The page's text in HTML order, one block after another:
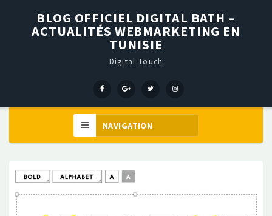
BLOG OFFICIEL DIGITAL BATH –
ACTUALITÉS WEBMARKETING EN
TUNISIE
Digital Touch
Menu
Menu
Menu
menu